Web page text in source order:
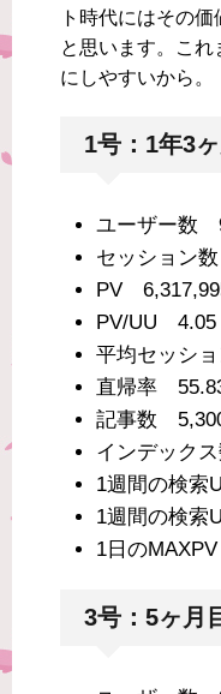
ト時代にはその
と思います。こ
にしやすいから。
1号：1年3
ユーザー数
セッション
PV
PV/UU 4.05
平均セッシ
直帰率
記事数
インデック
1週間の検
1週間の検
1日の
3号：5ヶ月